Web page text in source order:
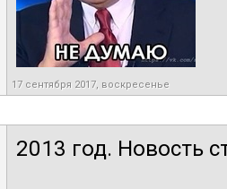
17 сентября 2017, воскресенье
2013 год. Новость